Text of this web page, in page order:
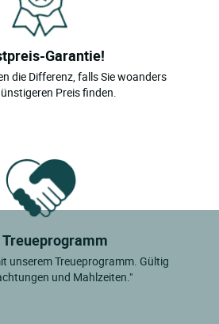
Garantie!
die Differenz, falls Sie woanders
Preis finden.
Treueprogramm
unserem Treueprogramm. Gültig
und Mahlzeiten."